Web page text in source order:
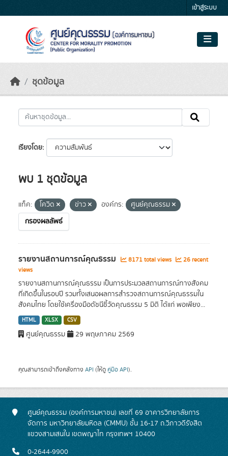
เข้าสู่ระบบ
ชุดข้อมูล
เรียงโดย
พบ 1 ชุดข้อมูล
แท็ค: โควิด ข่าว องค์กร:
ศูนย์คุณธรรม
กรองผลลัพธ์
รายงานสถานการณ์คุณธรรม 8171 total views
26 recent
views
รายงานสถานการณ์คุณธรรม เป็นการประมวลสถานการณ์ทางสังคม
ที่เกิดขึ้นในรอบปี รวมทั้งเสนอผลการสำรวจสถานการณ์คุณธรรมใน
สังคมไทย โดยใช้เครื่องมือดัชนีชี้วัดคุณธรรม 5 มิติ ได้แก่ พอเพียง...
HTML XLSX CSV
ศูนย์คุณธรรม 29 พฤษภาคม 2569
คุณสามารถเข้าถึงคลังทาง API (ให้ดู คู่มือ API).
ศูนย์คุณธรรม (องค์การมหาชน) เลขที่ 69 อาคารวิทยาลัยการ
จัดการ มหาวิทยาลัยมหิดล (CMMU) ชั้น 16-17 ถ.วิภาวดีรังสิต
แขวงสามเสนใน เขตพญาไท กรุงเทพฯ 10400
0-2644-9900